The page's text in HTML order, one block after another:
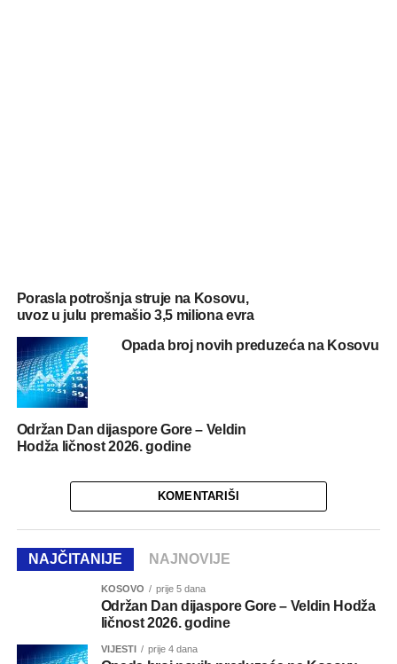
Porasla potrošnja struje na Kosovu,
uvoz u julu premašio 3,5 miliona evra
Opada broj novih preduzeća na Kosovu
Održan Dan dijaspore Gore – Veldin
Hodža ličnost 2026. godine
KOMENTARIŠI
NAJČITANIJE NAJNOVIJE
KOSOVO prije 5 dana
Održan Dan dijaspore Gore – Veldin Hodža
ličnost 2026. godine
VIJESTI prije 4 dana